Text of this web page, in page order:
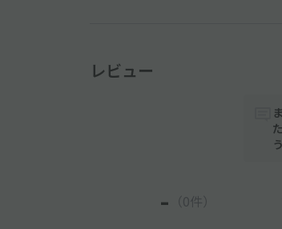
レビュー
- （0件）